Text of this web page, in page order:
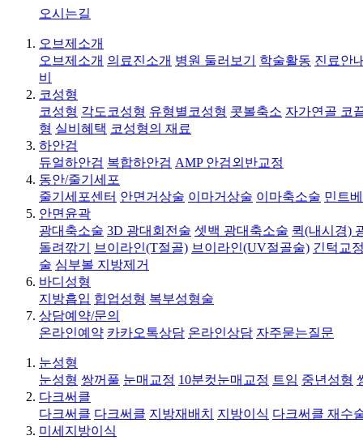
오시는길
오브제소개
오브제소개 의료진소개 병원 둘러보기 학술활동 진료안
비
코성형
코성형 각도코성형 유형별코성형 콧볼축소 자가연골 코
형 실비혜택 코성형의 재료
하안검
듀얼하안검 복합하안검 AMP 안검외반교정
동안/줄기세포
줄기세포센터 안면거상술 이마거상술 이마축소술 민트
안면윤곽
광대축소술 3D 광대회전술 셋백 광대축소술 퀵(내시경)
돌려깎기
브이라인(T절골) 브이라인(UV절골술) 긴턱교
술 심부볼 지방제거
바디성형
지방흡입 힙업성형 복부성형술
상담예약/문의
온라인예약 카카오톡상담 온라인상담 자주묻는질문
눈성형
눈성형 쌍꺼풀 눈매교정 10분컷눈매교정 트임 중년성형
다크써클
다크써클 다크써클 지방재배치 지방이식 다크써클 재수
미세지방이식